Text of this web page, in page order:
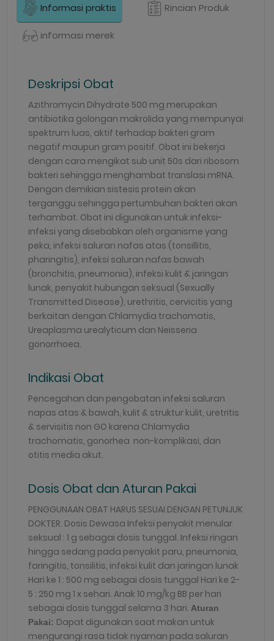
Informasi praktis Rincian Produk
informasi merek
Deskripsi Obat
Azithromycin Dihydrate 500 mg merupakan
antibiotika golongan makrolida yang mempunyai
spektrum luas, aktif terhadap bakteri gram
negatif maupun gram positif. Obat ini bekerja
dengan cara mengikat sub unit 50s dari ribosom
bakteri sehingga menghambat translasi mRNA.
Dengan demikian sistesis protein akan
terganggu sehingga pertumbuhan bakteri akan
terhambat. Obat ini digunakan untuk infeksi-
infeksi yang disebabkan oleh organisme yang
peka, infeksi saluran nafas atas (tonsillitis,
pharingitis), infeksi saluran nafas bawah
(bronchitis, pneumonia), infeksi kulit & jaringan
lunak, penyakit hubungan seksual (Sexually
Transmitted Disease), urethritis, cervicitis yang
berkaitan dengan Chlamydia trachomatis,
Ureaplasma urealyticum dan Neisseria
gonorrhoea.
Indikasi Obat
Pencegahan dan pengobatan infeksi saluran
napas atas & bawah, kulit & struktur kulit, uretritis
& servisitis non GO karena Chlamydia
trachomatis, gonorhea non-komplikasi, dan
otitis media akut.
Dosis Obat dan Aturan Pakai
PENGGUNAAN OBAT HARUS SESUAI DENGAN PETUNJUK
DOKTER. Dosis Dewasa Infeksi penyakit menular
seksual : 1 g sebagai dosis tunggal. Infeksi ringan
hingga sedang pada penyakit paru, pneumonia,
faringitis, tonsilitis, infeksi kulit dan jaringan lunak
Hari ke 1 : 500 mg sebagai dosis tunggal Hari ke 2-
5 : 250 mg 1 x sehari. Anak 10 mg/kg BB per hari
sebagai dosis tunggal selama 3 hari. Aturan
Pakai: Dapat digunakan saat makan untuk
mengurangi rasa tidak nyaman pada saluran